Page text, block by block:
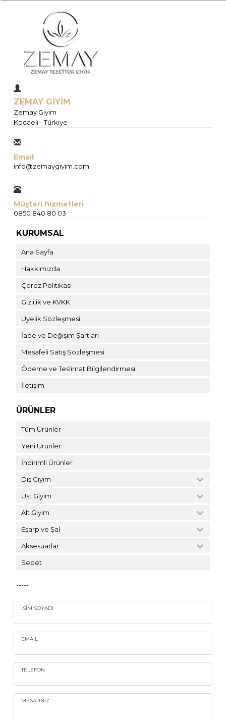
ZEMAY GİYİM
Zemay Giyim
Kocaeli - Türkiye
Email
info@zemaygiyim.com
Müşteri hizmetleri
0850 840 80 03
KURUMSAL
Ana Sayfa
Hakkımızda
Çerez Politikası
Gizlilik ve KVKK
Üyelik Sözleşmesi
İade ve Değişim Şartları
Mesafeli Satış Sözleşmesi
Ödeme ve Teslimat Bilgilendirmesi
İletişim
ÜRÜNLER
Tüm Ürünler
Yeni Ürünler
İndirimli Ürünler
Dış Giyim
Üst Giyim
Alt Giyim
Eşarp ve Şal
Aksesuarlar
Sepet
-----
İSIM SOYADI
EMAIL
TELEFON
MESAJINIZ